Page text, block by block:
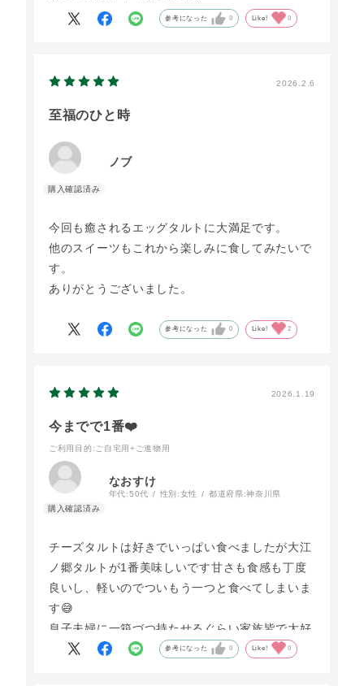
参考になった 0 Like! 0
2026.2.6
至福のひと時
ノブ
今回も癒されるエッグタルトに大満足です。
他のスイーツもこれから楽しみに食してみたいで
す。
ありがとうございました。
参考になった 0 Like! 2
2026.1.19
今までで1番❤️
ご利用目的 :ご自宅用+ご進物用
なおすけ
年代:50代 性別:女性 都道府県:神奈川県
チーズタルトは好きでいっぱい食べましたが大江
ノ郷タルトが1番美味しいです甘さも食感も丁度
良いし、軽いのでついもう一つと食べてしまいま
す😅
息子夫婦に一箱づつ持たせるぐらい家族皆で大好
きです🥰
参考になった 0 Like! 0